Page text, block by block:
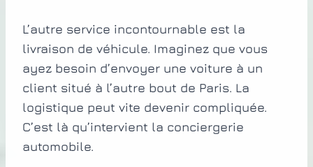
L’autre service incontournable est la
livraison de véhicule. Imaginez que vous
ayez besoin d’envoyer une voiture à un
client situé à l’autre bout de Paris. La
logistique peut vite devenir compliquée.
C’est là qu’intervient la conciergerie
automobile.